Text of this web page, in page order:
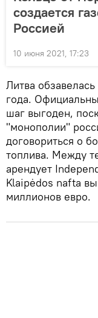
создается
Россией
10 июня 2021, 17:23
Литва
года.
шаг выгоден,
"монополии"
договориться о
топлива. Между
арендует
Klaipėdos nafta
миллионов евро.